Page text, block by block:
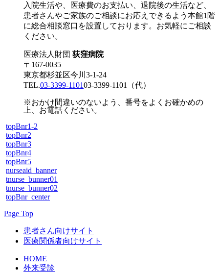
入院生活や、医療費のお支払い、退院後の生活など、
患者さんやご家族のご相談にお応えできるよう本館1階
に総合相談窓口を設置しております。お気軽にご相談
ください。
医療法人財団 荻窪病院
〒167-0035
東京都杉並区今川3-1-24
TEL.03-3399-110103-3399-1101 （代）
※おかけ間違いのないよう、番号をよくお確かめの
上、お電話ください。
topBnr1-2
topBnr2
topBnr3
topBnr4
topBnr5
nurseaid_banner
tnurse_bunner01
tnurse_bunner02
topBnr_center
Page Top
患者さん向けサイト
医療関係者向けサイト
HOME
外来受診